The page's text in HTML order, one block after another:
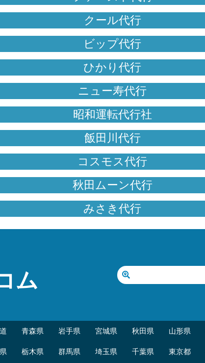
クール代行
ビップ代行
ひかり代行
ニュー寿代行
昭和運転代行社
飯田川代行
コスモス代行
秋田ムーン代行
みさき代行
ム
青森県 岩手県 宮城県 秋田県 山形県
栃木県 群馬県 埼玉県 千葉県 東京都